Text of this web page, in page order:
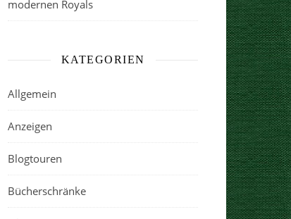
modernen Royals
KATEGORIEN
Allgemein
Anzeigen
Blogtouren
Bücherschränke